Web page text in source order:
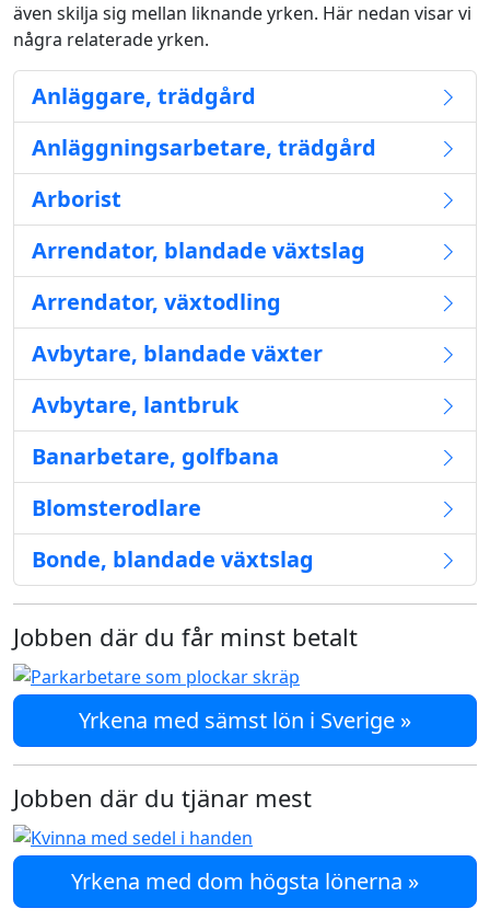
även skilja sig mellan liknande yrken. Här nedan visar vi
några relaterade yrken.
Anläggare, trädgård
Anläggningsarbetare, trädgård
Arborist
Arrendator, blandade växtslag
Arrendator, växtodling
Avbytare, blandade växter
Avbytare, lantbruk
Banarbetare, golfbana
Blomsterodlare
Bonde, blandade växtslag
Jobben där du får minst betalt
Yrkena med sämst lön i Sverige »
Jobben där du tjänar mest
Yrkena med dom högsta lönerna »